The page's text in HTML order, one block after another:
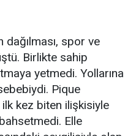
dağılması, spor ve
Birlikte sahip
yetmedi. Yollarına
Pique
ilk kez biten ilişkisiyle
Elle